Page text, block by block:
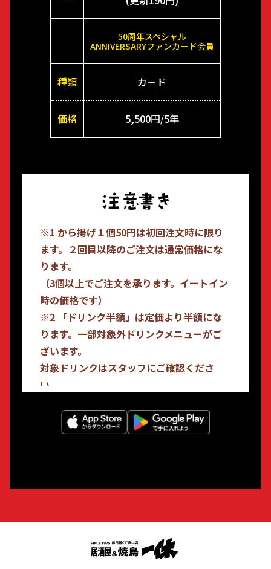
50周年スペシャル
ANNIVERSARYファンカード会員
種類 カード
価格 5,500円/5年
※1 から揚げ１個50円は初回注文時に限り
ます。２回目以降のご注文は通常価格にな
ります。
（3個以上でご注文を承ります。イートイン
時の価格です）
※2 「ドリンク半額」は定価より半額にな
ります。一部対象外ドリンクメニューがご
ざいます。
対象ドリンクはスタッフにご確認くださ
い。
ションの会員システムです。詳しくはアプ
リ内にある説明をご確認ください。